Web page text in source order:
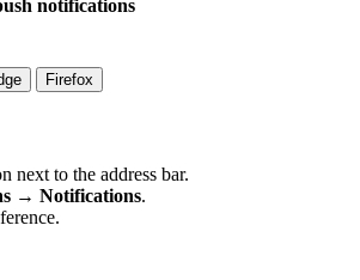
notifications
Firefox
next to the address bar.
→ Notifications.